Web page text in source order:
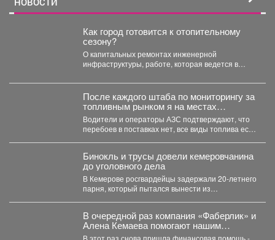
Как город готовится к отопительному
сезону?
О капитальных ремонтах инженерной
инфраструктуры, работе, которая ведется в
восстановлении...
После каждого штаба по мониторингу за
топливным рынком я на местах
проверяю, соответствует ли озвученная
информация действительности.
Водители и операторы АЗС подтверждают, что
перебоев в поставках нет, все виды топлива есть
Бинокль и трусы довели кемеровчанина
до уголовного дела
В Кемерове росгвардейцы задержали 20-летнего
парня, который пытался вынести из
В очередной раз компания «Фаберлик» и
Алена Кемаева помогают нашим
хвостикам!
В этот раз снова пришла финансовая помощь -